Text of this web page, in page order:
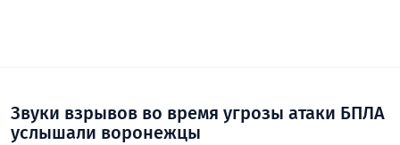
Звуки взрывов во время угрозы атаки БПЛА
услышали воронежцы